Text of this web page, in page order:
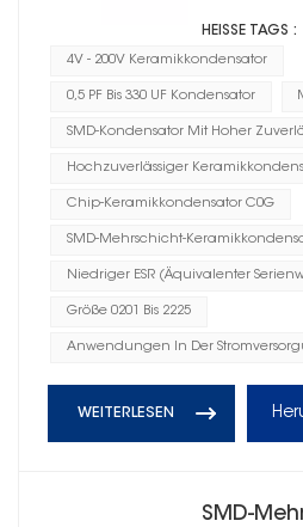
HEISSE TAGS :
4V - 200V Keramikkondensator
0,5 PF Bis 330 UF Kondensator
SMD-Kondensator Mit Hoher
Hochzuverlässiger
Chip-Keramikkondensator C0G
SMD-Mehrschicht-
Niedriger ESR (Äquivalenter
Größe 0201 Bis 2225
Anwendungen In Der
WEITERLESEN
SMD-